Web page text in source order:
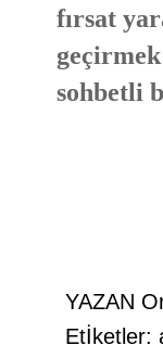
fırsat
sohbetli
YAZAN
Etİketler: